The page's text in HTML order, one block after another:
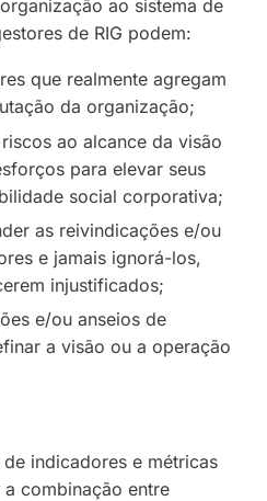
ao sistema de
de RIG podem:
que realmente agregam
da organização;
ao alcance da visão
para elevar seus
social corporativa;
as reivindicações e/ou
e jamais ignorá-los,
injustificados;
e/ou anseios de
a visão ou a operação
indicadores e métricas
combinação entre